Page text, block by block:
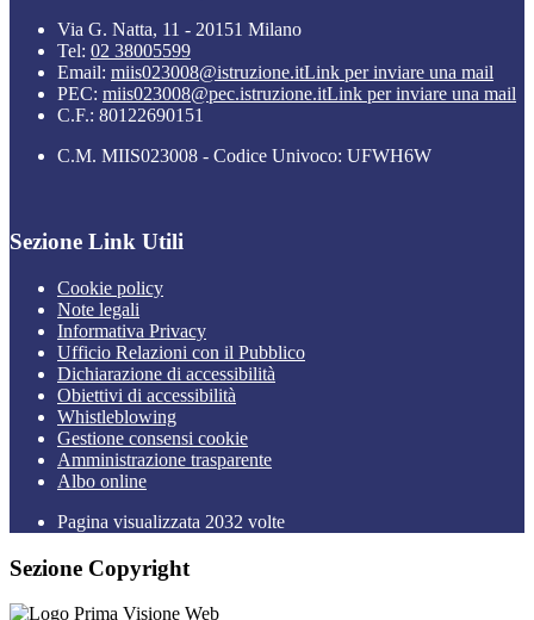
Via G. Natta, 11 - 20151 Milano
Tel: 02 38005599
Email: miis023008@istruzione.itLink per inviare una mail
PEC: miis023008@pec.istruzione.itLink per inviare una mail
C.F.: 80122690151
C.M. MIIS023008 - Codice Univoco: UFWH6W
Sezione Link Utili
Cookie policy
Note legali
Informativa Privacy
Ufficio Relazioni con il Pubblico
Dichiarazione di accessibilità
Obiettivi di accessibilità
Whistleblowing
Gestione consensi cookie
Amministrazione trasparente
Albo online
Pagina visualizzata 2032 volte
Sezione Copyright